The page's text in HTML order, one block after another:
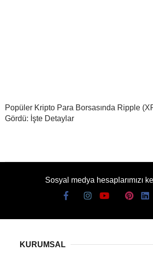
Popüler Kripto Para Borsasında Ripple
Gördü: İşte Detaylar
Sosyal medya hesaplarımızı
KURUMSAL